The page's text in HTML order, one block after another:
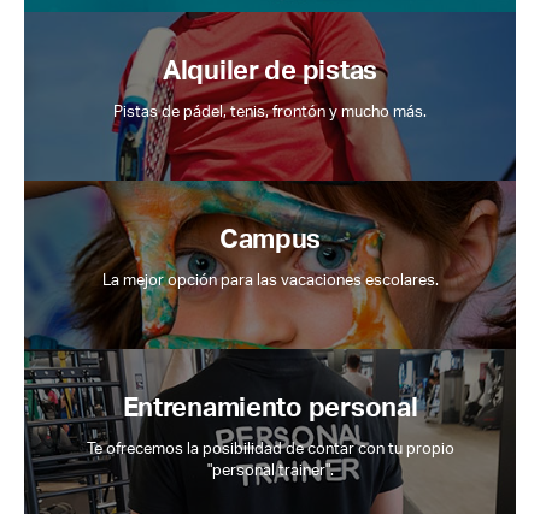
Alquiler de pistas
Pistas de pádel, tenis, frontón y mucho más.
Campus
La mejor opción para las vacaciones escolares.
Entrenamiento personal
Te ofrecemos la posibilidad de contar con tu propio
"personal trainer".